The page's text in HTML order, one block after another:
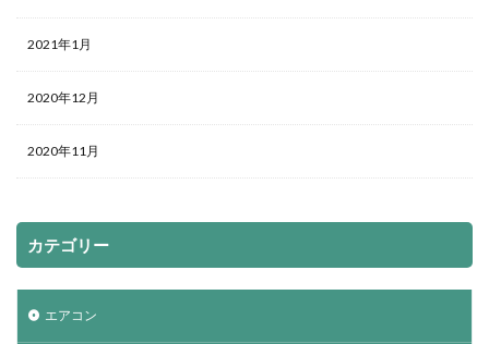
2021年1月
2020年12月
2020年11月
カテゴリー
エアコン